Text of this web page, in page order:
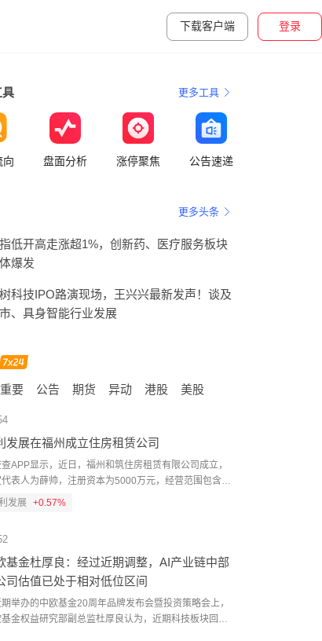
下载客户端 登录
具 更多工具
向 盘面分析 涨停聚焦 公告速递
更多头条
低开高走涨超1%，创新药、医疗服务板块
爆发
科技IPO路演现场，王兴兴最新发声！谈及
市、具身智能行业发展
重要 公告 期货 异动 港股 美股
发展在福州成立住房租赁公司
APP显示，近日，福州和筑住房租赁有限公司成立，
代表人为薛帅，注册资本为5000万元，经营范围包含：
租赁；非居住房地产租赁；物业管理；酒店管理；家政
发展 +0.57%
基金杜厚良：经过近期调整，AI产业链中部
司估值已处于相对低位区间
举办的中欧基金20周年品牌发布会暨投资策略会上，
基金权益研究部副总监杜厚良认为，近期科技板块回撤